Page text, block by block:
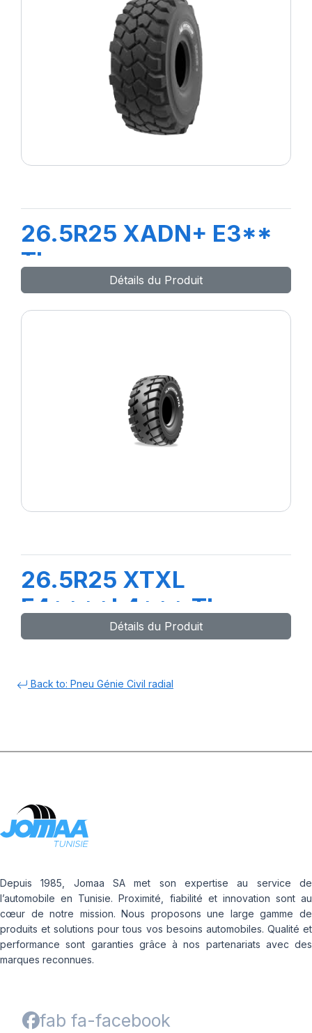
26.5R25 XADN+ E3**
TL
Détails du Produit
26.5R25 XTXL
E4****L4*** TL
Détails du Produit
Back to: Pneu Génie Civil radial
Depuis 1985, Jomaa SA met son expertise au service de
l’automobile en Tunisie. Proximité, fiabilité et innovation sont au
cœur de notre mission. Nous proposons une large gamme de
produits et solutions pour tous vos besoins automobiles. Qualité et
performance sont garanties grâce à nos partenariats avec des
marques reconnues.
fab fa-facebook